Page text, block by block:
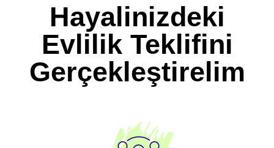
Hayalinizdeki
Evlilik Teklifini
Gerçekleştirelim